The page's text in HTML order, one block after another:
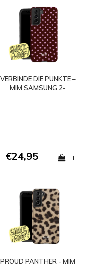
VERBINDE DIE PUNKTE –
MIM SAMSUNG 2-
€24,95 +
PROUD PANTHER - MIM